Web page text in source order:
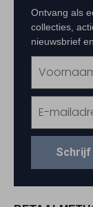
Ontvang als
collecties,
nieuwsbrief
Schrijf